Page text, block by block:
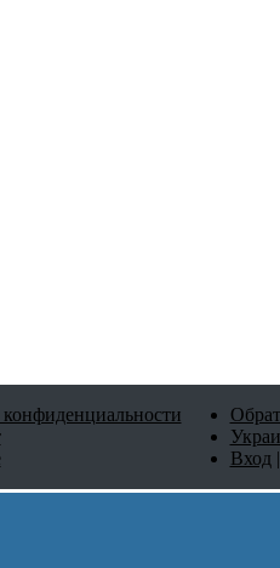
Вход |